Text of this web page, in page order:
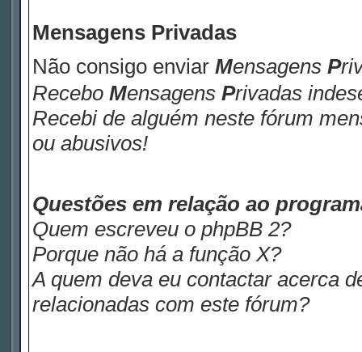
Mensagens Privadas
Não consigo enviar Mensagens P
Recebo Mensagens Privadas
Recebi de alguém neste fórum
ou abusivos!
Questões em relação ao
Quem escreveu o phpBB 2?
Porque não há a função X?
A quem deva eu contactar acerca
relacionadas com este fórum?